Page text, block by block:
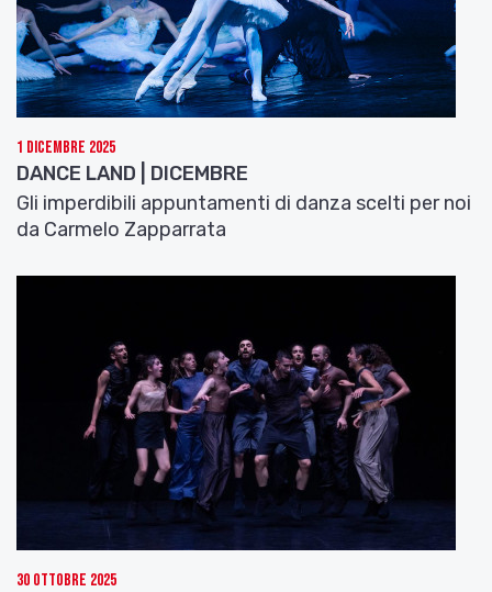
1 Dicembre 2025
DANCE LAND | DICEMBRE
Gli imperdibili appuntamenti di danza scelti per noi
da Carmelo Zapparrata
30 Ottobre 2025